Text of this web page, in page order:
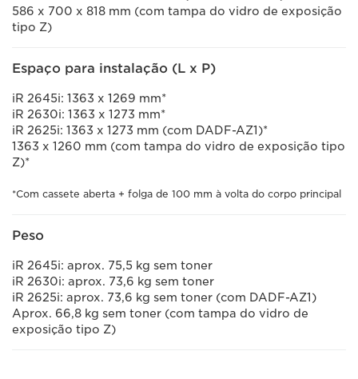
586 x 700 x 818 mm (com tampa do vidro de exposição
tipo Z)
Espaço para instalação (L x P)
iR 2645i: 1363 x 1269 mm*
iR 2630i: 1363 x 1273 mm*
iR 2625i: 1363 x 1273 mm (com DADF-AZ1)*
1363 x 1260 mm (com tampa do vidro de exposição tipo
Z)*
*Com cassete aberta + folga de 100 mm à volta do corpo principal
Peso
iR 2645i: aprox. 75,5 kg sem toner
iR 2630i: aprox. 73,6 kg sem toner
iR 2625i: aprox. 73,6 kg sem toner (com DADF-AZ1)
Aprox. 66,8 kg sem toner (com tampa do vidro de
exposição tipo Z)